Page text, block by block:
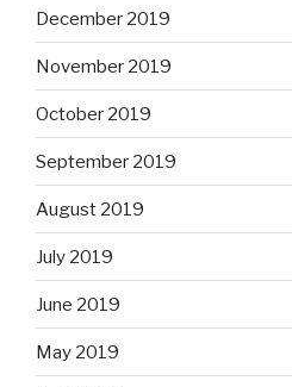
December 2019
November 2019
October 2019
September 2019
August 2019
July 2019
June 2019
May 2019